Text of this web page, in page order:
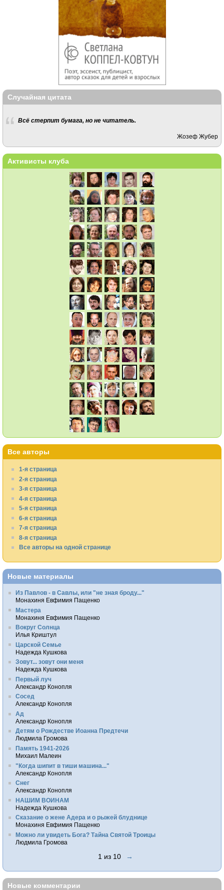
Случайная цитата
Всё стерпит бумага, но не читатель.
Жозеф Жубер
Активисты клуба
Все авторы
1-я страница
2-я страница
3-я страница
4-я страница
5-я страница
6-я страница
7-я страница
8-я страница
Все авторы на одной странице
Новые материалы
Из Павлов - в Савлы, или "не зная броду..."
Монахиня Евфимия Пащенко
Мастера
Монахиня Евфимия Пащенко
Вокруг Солнца
Илья Криштул
Царской Семье
Надежда Кушкова
Зовут... зовут они меня
Надежда Кушкова
Первый луч
Александр Конопля
Сосед
Александр Конопля
Ад
Александр Конопля
Детям о Рождестве Иоанна Предтечи
Людмила Громова
Память 1941-2026
Михаил Малеин
"Когда шипит в тиши машина..."
Александр Конопля
Снег
Александр Конопля
НАШИМ ВОИНАМ
Надежда Кушкова
Сказание о жене Адера и о рыжей блуднице
Монахиня Евфимия Пащенко
Можно ли увидеть Бога? Тайна Святой Троицы
Людмила Громова
1 из 10 →
Новые комментарии